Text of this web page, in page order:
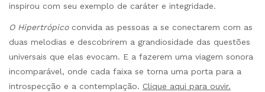
inspirou com seu exemplo de caráter e integridade.
O Hipertrópicoconvida as pessoas a se conectarem com as
duas melodias e descobrirem a grandiosidade das questões
universais que elas evocam. E a fazerem uma viagem sonora
incomparável, onde cada faixa se torna uma porta para a
introspecção e a contemplação. Clique aqui para ouvir.